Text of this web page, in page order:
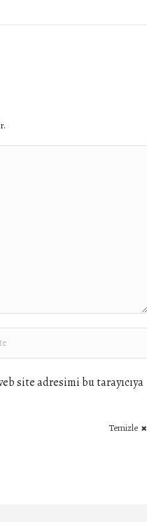
site adresimi bu tarayıcıya
Temizle